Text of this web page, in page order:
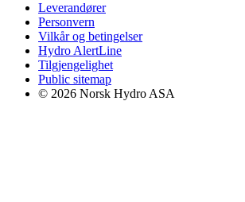
Leverandører
Personvern
Vilkår og betingelser
Hydro AlertLine
Tilgjengelighet
Public sitemap
© 2026 Norsk Hydro ASA